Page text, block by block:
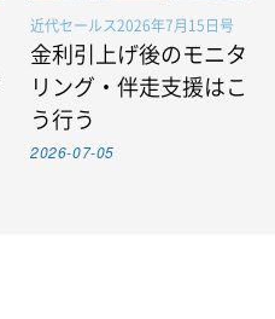
近代セールス2026年7月15日号
金利引上げ後のモニタ
リング・伴走支援はこ
う行う
2026-07-05